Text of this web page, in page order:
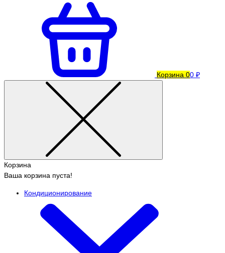
Корзина 00 ₽
Корзина
Ваша корзина пуста!
Кондиционирование